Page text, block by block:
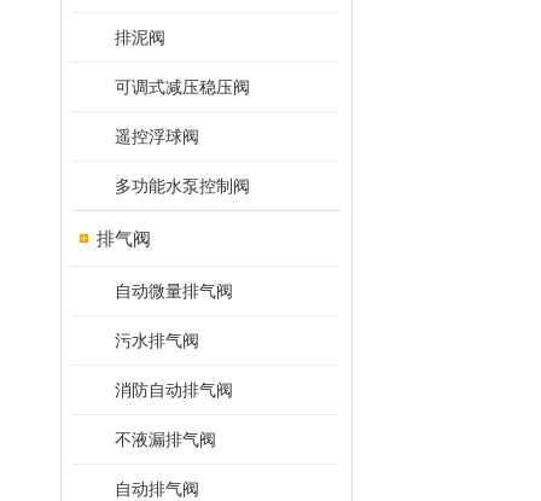
排泥阀
可调式减压稳压阀
遥控浮球阀
多功能水泵控制阀
排气阀
自动微量排气阀
污水排气阀
消防自动排气阀
不液漏排气阀
自动排气阀